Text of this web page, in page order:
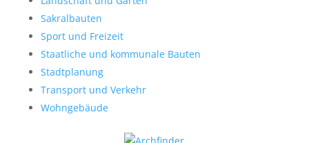
Sakralbauten
Sport und Freizeit
Staatliche und kommunale Bauten
Stadtplanung
Transport und Verkehr
Wohngebäude